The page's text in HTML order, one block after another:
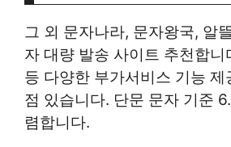
그 외 문자나라, 문자왕국, 알
자 대량 발송 사이트 추천합니
등 다양한 부가서비스 기능
점 있습니다. 단문 문자 기준
렴합니다.